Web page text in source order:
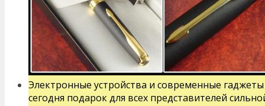
Электронные устройства и современные
сегодня подарок для всех представителей